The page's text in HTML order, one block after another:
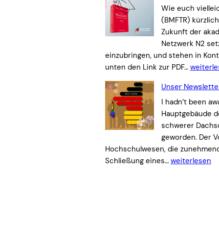
Wie euch
(BMFTR)
Zukunft der
Netzwerk N2
einzubringen, und stehen in
unten den Link zur PDF… O
l
i
n
e
v
e
r
Unser
I hadn’t been
Hauptgebäude
schwerer
geworden. Der
Hochschulwesen, die
Schließung eines… U
weiterlesen